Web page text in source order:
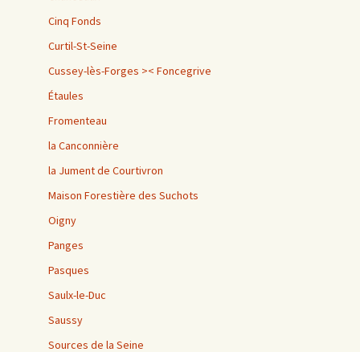
Cinq Fonds
Curtil-St-Seine
Cussey-lès-Forges >< Foncegrive
Étaules
Fromenteau
la Canconnière
la Jument de Courtivron
Maison Forestière des Suchots
Oigny
Panges
Pasques
Saulx-le-Duc
Saussy
Sources de la Seine